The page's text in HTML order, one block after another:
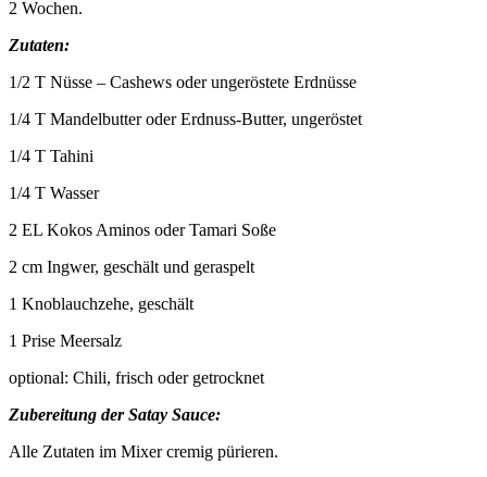
2 Wochen.
Zutaten:
1/2 T Nüsse – Cashews oder ungeröstete Erdnüsse
1/4 T Mandelbutter oder Erdnuss-Butter, ungeröstet
1/4 T Tahini
1/4 T Wasser
2 EL Kokos Aminos oder Tamari Soße
2 cm Ingwer, geschält und geraspelt
1 Knoblauchzehe, geschält
1 Prise Meersalz
optional: Chili, frisch oder getrocknet
Zubereitung der Satay Sauce:
Alle Zutaten im Mixer cremig pürieren.